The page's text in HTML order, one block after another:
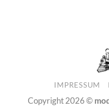
IMPRESSUM
Copyright 2026 ©